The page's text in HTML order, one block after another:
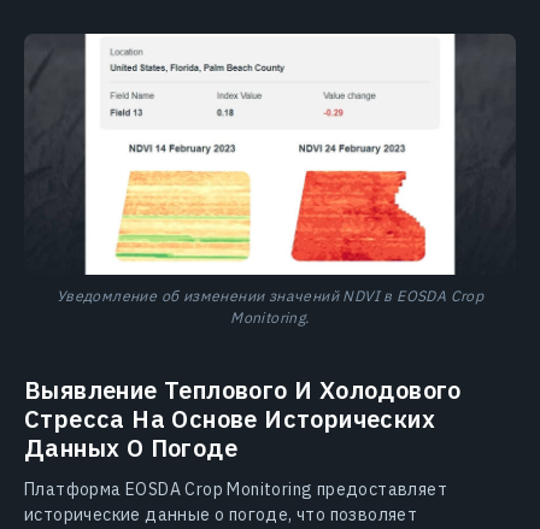
Уведомление об изменении значений NDVI в EOSDA Crop
Monitoring.
Выявление Теплового И Холодового
Стресса На Основе Исторических
Данных О Погоде
Платформа EOSDA Crop Monitoring предоставляет
исторические данные о погоде, что позволяет